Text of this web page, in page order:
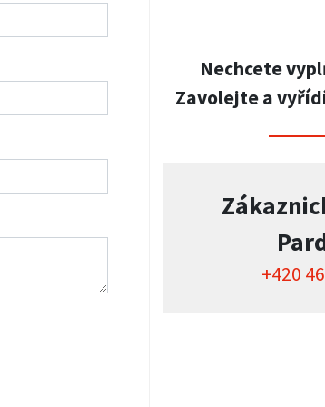
Nechcete
Zavolejte a
+420